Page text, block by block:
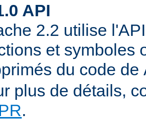
API
2.2 utilise
et symboles
du code de
plus de détails,
.